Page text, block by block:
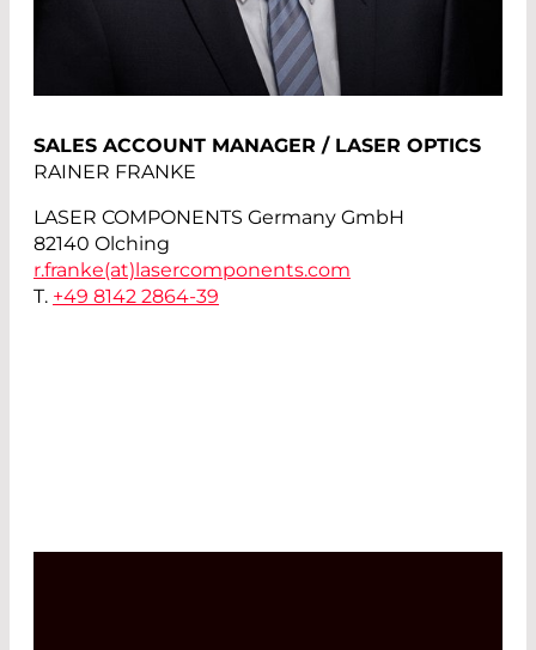
SALES ACCOUNT MANAGER / LASER OPTICS
RAINER FRANKE
LASER COMPONENTS Germany GmbH
82140 Olching
r.franke(at)lasercomponents.com
T. +49 8142 2864-39